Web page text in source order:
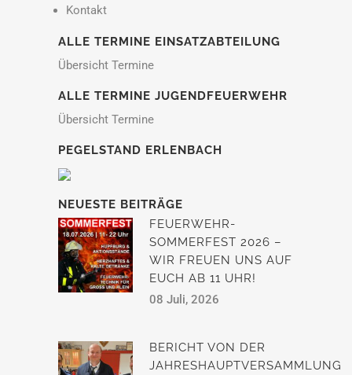
Kontakt
ALLE TERMINE EINSATZABTEILUNG
Übersicht Termine
ALLE TERMINE JUGENDFEUERWEHR
Übersicht Termine
PEGELSTAND ERLENBACH
NEUESTE BEITRÄGE
FEUERWEHR-
SOMMERFEST 2026 –
WIR FREUEN UNS AUF
EUCH AB 11 UHR!
08 Juli, 2026
BERICHT VON DER
JAHRESHAUPTVERSAMMLUNG